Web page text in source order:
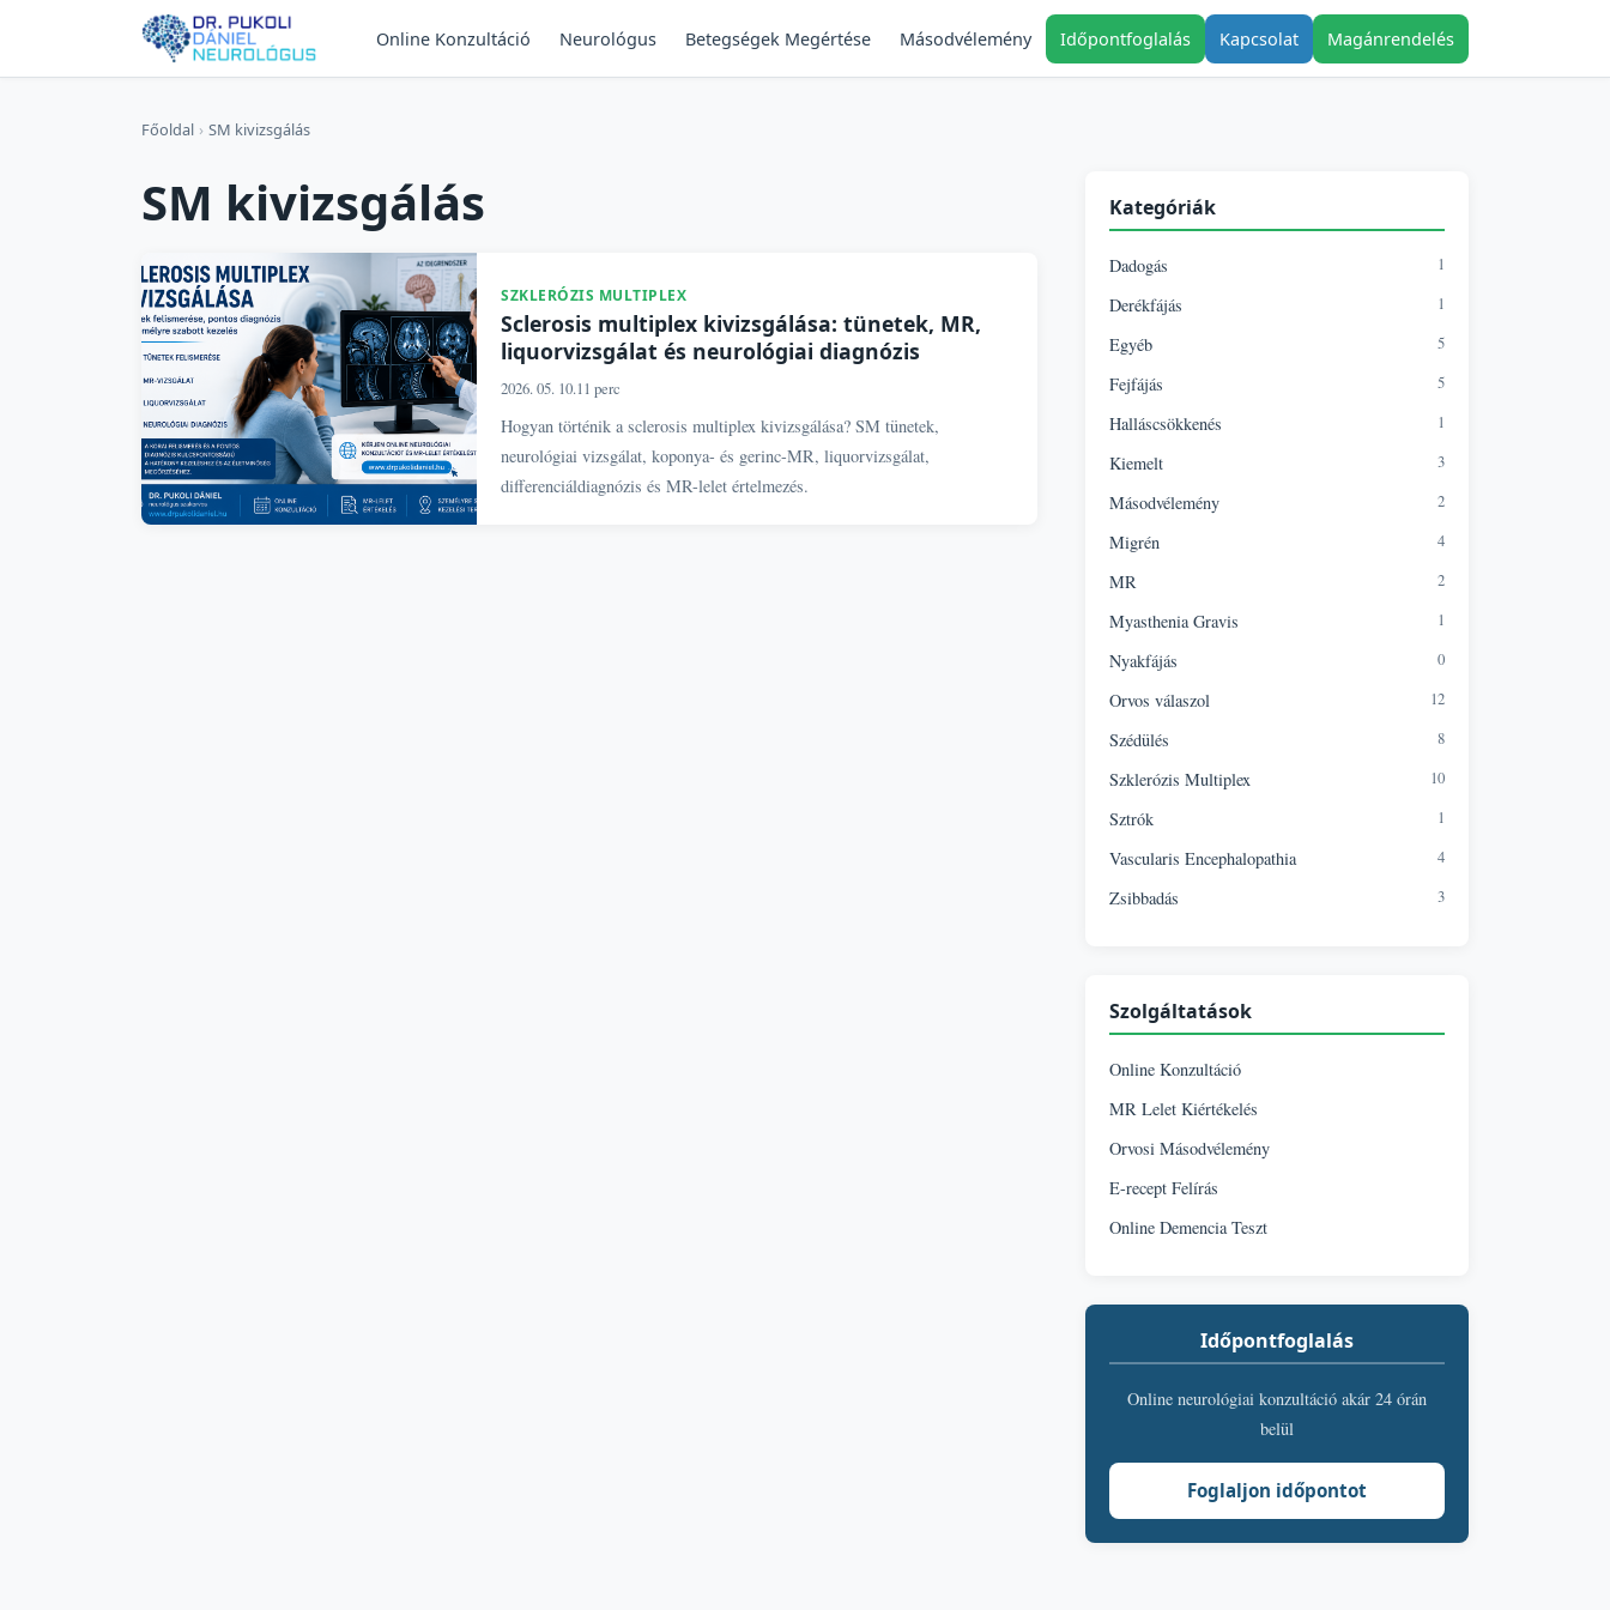
Online Konzultáció Neurológus Betegségek Megértése Másodvélemény Időpontfoglalás Kapcsolat Magánrendelés
Főoldal › SM kivizsgálás
SM kivizsgálás
SZKLERÓZIS MULTIPLEX
Sclerosis multiplex kivizsgálása: tünetek, MR,
liquorvizsgálat és neurológiai diagnózis
2026. 05. 10.11 perc
Hogyan történik a sclerosis multiplex kivizsgálása? SM tünetek,
neurológiai vizsgálat, koponya- és gerinc-MR, liquorvizsgálat,
differenciáldiagnózis és MR-lelet értelmezés.
Kategóriák
Dadogás 1
Derékfájás 1
Egyéb 5
Fejfájás 5
Halláscsökkenés 1
Kiemelt 3
Másodvélemény 2
Migrén 4
MR 2
Myasthenia Gravis 1
Nyakfájás 0
Orvos válaszol 12
Szédülés 8
Szklerózis Multiplex 10
Sztrók 1
Vascularis Encephalopathia 4
Zsibbadás 3
Szolgáltatások
Online Konzultáció
MR Lelet Kiértékelés
Orvosi Másodvélemény
E-recept Felírás
Online Demencia Teszt
Időpontfoglalás
Online neurológiai konzultáció akár 24 órán
belül
Foglaljon időpontot